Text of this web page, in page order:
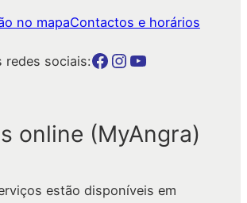
no mapaContactos e horários
redes sociais:Botão para a página da autarquia no Facebook Botão para a página da autarquia no Instagram Botão para a página da autarquia no Youtube
online (MyAngra)
estão disponíveis em